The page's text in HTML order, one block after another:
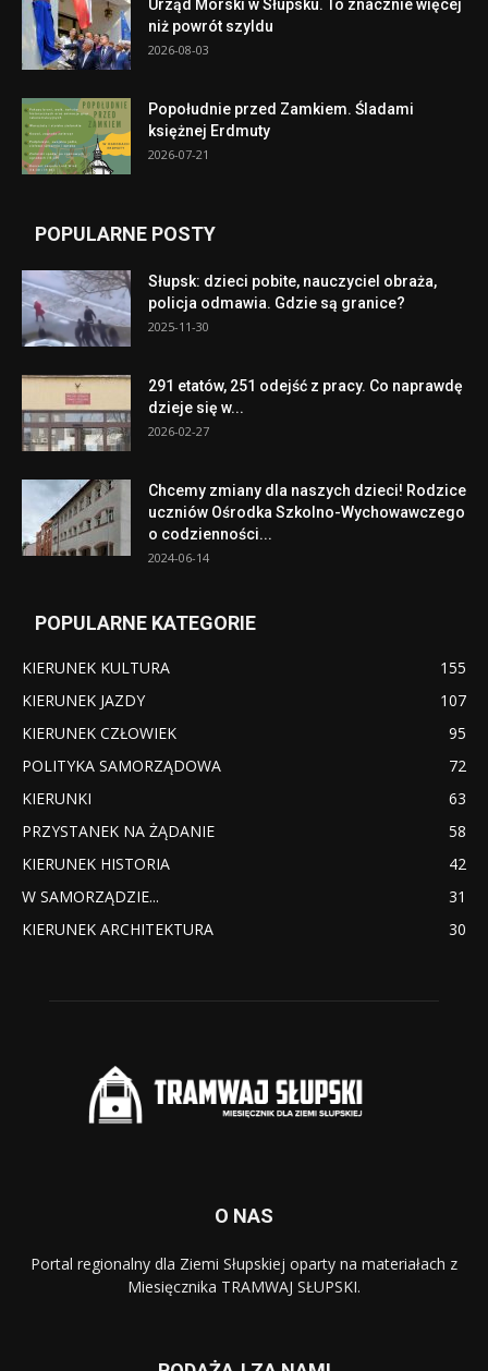
Urząd Morski w Słupsku. To znacznie więcej
niż powrót szyldu
2026-08-03
Popołudnie przed Zamkiem. Śladami
księżnej Erdmuty
2026-07-21
POPULARNE POSTY
Słupsk: dzieci pobite, nauczyciel obraża,
policja odmawia. Gdzie są granice?
2025-11-30
291 etatów, 251 odejść z pracy. Co naprawdę
dzieje się w...
2026-02-27
Chcemy zmiany dla naszych dzieci! Rodzice
uczniów Ośrodka Szkolno-Wychowawczego
o codzienności...
2024-06-14
POPULARNE KATEGORIE
KIERUNEK KULTURA
155
KIERUNEK JAZDY
107
KIERUNEK CZŁOWIEK
95
POLITYKA SAMORZĄDOWA
72
KIERUNKI
63
PRZYSTANEK NA ŻĄDANIE
58
KIERUNEK HISTORIA
42
W SAMORZĄDZIE...
31
KIERUNEK ARCHITEKTURA
30
O NAS
Portal regionalny dla Ziemi Słupskiej oparty na materiałach z
Miesięcznika TRAMWAJ SŁUPSKI.